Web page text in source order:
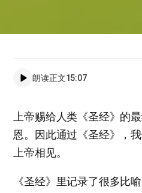
朗读正文15:07
上帝赐给人类《圣经》的
恩。因此通过《圣经》，
上帝相见。
《圣经》里记录了很多比